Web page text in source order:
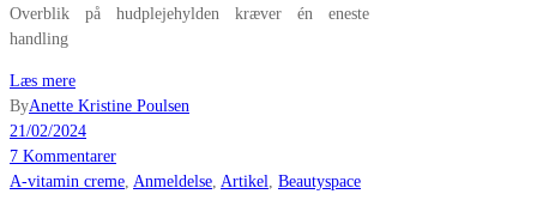
Overblik på hudplejehylden kræver én eneste
handling
Læs mere
ByAnette Kristine Poulsen
21/02/2024
7 Kommentarer
A-vitamin creme Anmeldelse Artikel Beautyspace